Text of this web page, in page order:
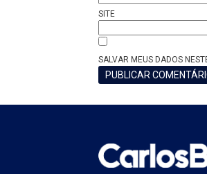
SITE
SALVAR MEUS DADOS